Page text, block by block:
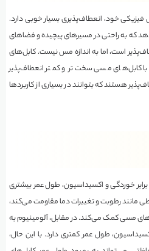
خود، انعطاف‌پذیری بسیار خوبی دارد.
که به راحتی در مسیرهای پیچیده و فضاهای
است، اما به اندازه مس نیست. کابل‌های
کابل‌های مسی سخت‌تر و کمتر انعطاف‌پذیر
هستند که بتوانند در بسیاری از کاربردها
خوردگی و اکسیداسیون، طول عمر بیشتری
مانند رطوبت و تغییرات دما مقاومت می‌کند،
مسی کمک می‌کند. در مقابل، آلومینیوم به
طول عمر کمتری دارد. با این حال،